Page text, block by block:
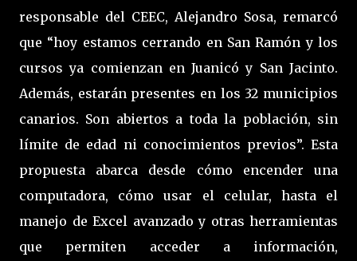
responsable del CEEC, Alejandro Sosa, remarcó
que “hoy estamos cerrando en San Ramón y los
cursos ya comienzan en Juanicó y San Jacinto.
Además, estarán presentes en los 32 municipios
canarios. Son abiertos a toda la población, sin
límite de edad ni conocimientos previos”. Esta
propuesta abarca desde cómo encender una
computadora, cómo usar el celular, hasta el
manejo de Excel avanzado y otras herramientas
que permiten acceder a información,